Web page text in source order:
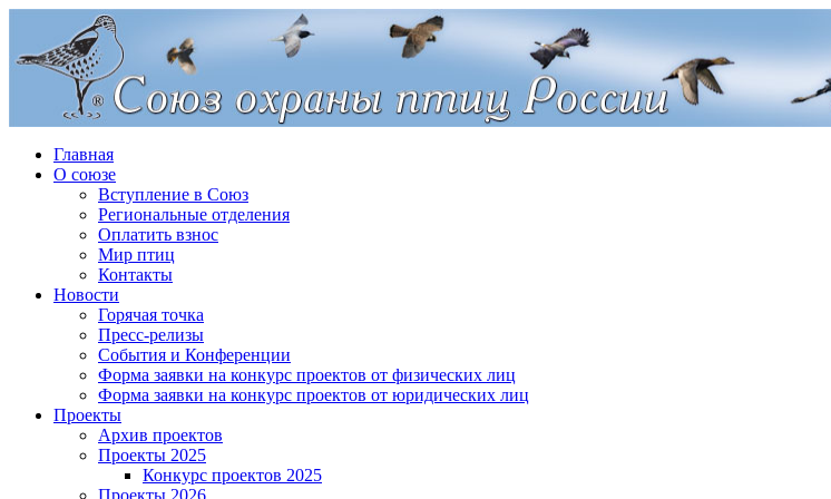
Главная
О союзе
Вступление в Союз
Региональные отделения
Оплатить взнос
Мир птиц
Контакты
Новости
Горячая точка
Пресс-релизы
События и Конференции
Форма заявки на конкурс проектов от физических лиц
Форма заявки на конкурс проектов от юридических лиц
Проекты
Архив проектов
Проекты 2025
Конкурс проектов 2025
Проекты 2026